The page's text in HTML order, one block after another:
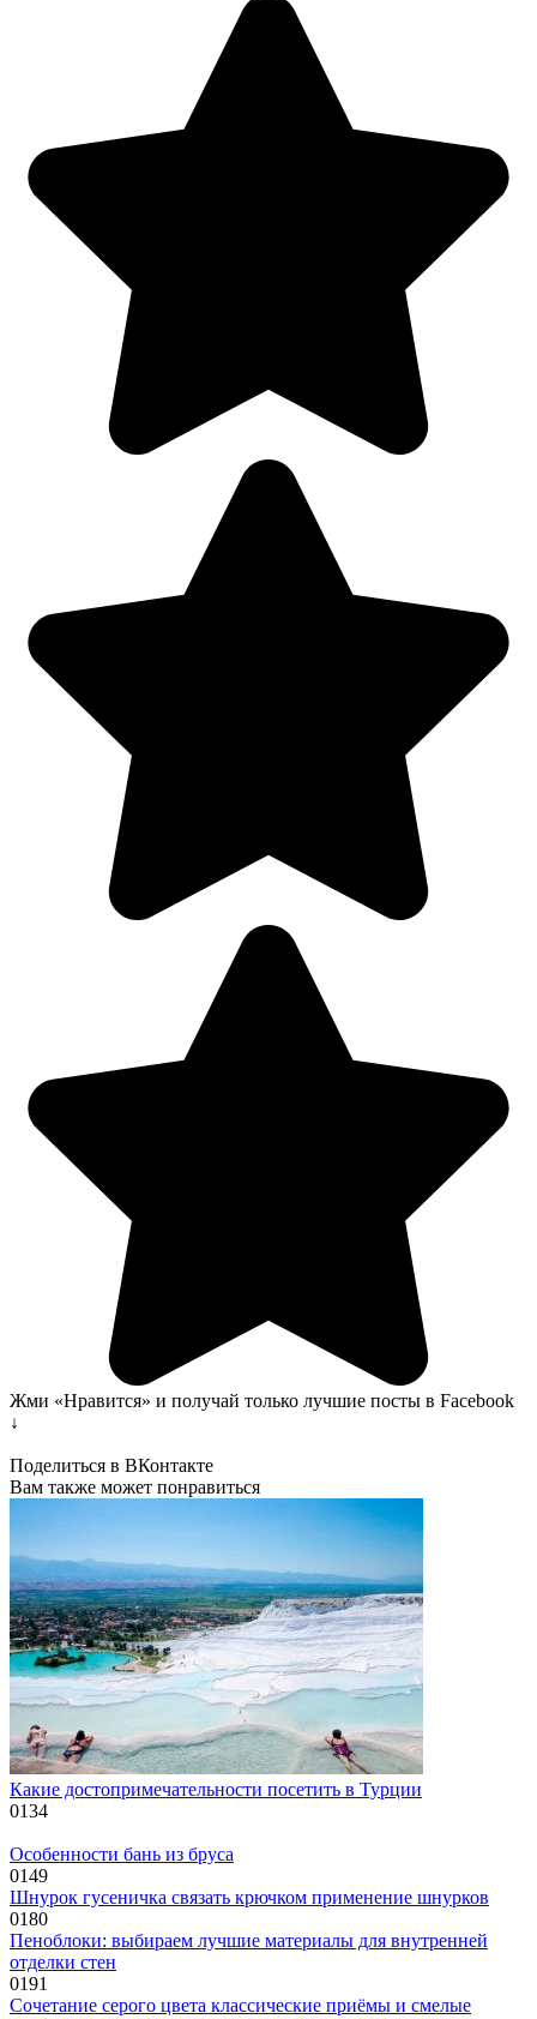
Жми «Нравится» и получай только лучшие посты в Facebook
↓
Поделиться в ВКонтакте
Вам также может понравиться
Какие достопримечательности посетить в Турции
0134
Особенности бань из бруса
0149
Шнурок гусеничка связать крючком применение шнурков
0180
Пеноблоки: выбираем лучшие материалы для внутренней
отделки стен
0191
Сочетание серого цвета классические приёмы и смелые